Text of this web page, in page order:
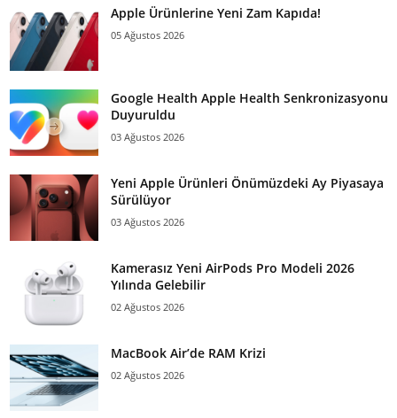
Apple Ürünlerine Yeni Zam Kapıda!
05 Ağustos 2026
Google Health Apple Health Senkronizasyonu
Duyuruldu
03 Ağustos 2026
Yeni Apple Ürünleri Önümüzdeki Ay Piyasaya
Sürülüyor
03 Ağustos 2026
Kamerasız Yeni AirPods Pro Modeli 2026
Yılında Gelebilir
02 Ağustos 2026
MacBook Air’de RAM Krizi
02 Ağustos 2026